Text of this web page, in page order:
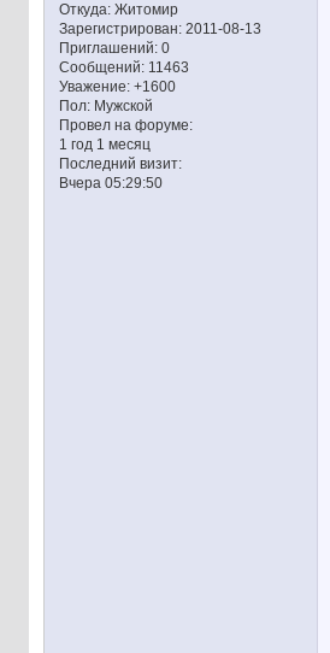
Откуда:Житомир
Зарегистрирован: 2011-08-13
Приглашений:0
Сообщений:11463
Уважение: +1600
Пол:Мужской
Провел на форуме:
1 год 1 месяц
Последний визит:
Вчера 05:29:50